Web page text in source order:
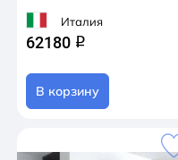
Италия
62180 q
В корзину